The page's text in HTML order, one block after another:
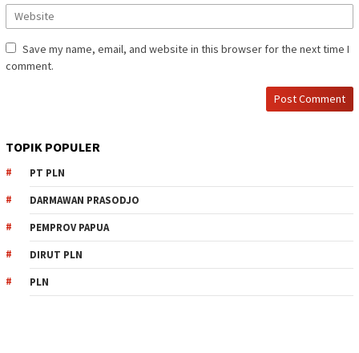
Save my name, email, and website in this browser for the next time I
comment.
TOPIK POPULER
PT PLN
DARMAWAN PRASODJO
PEMPROV PAPUA
DIRUT PLN
PLN